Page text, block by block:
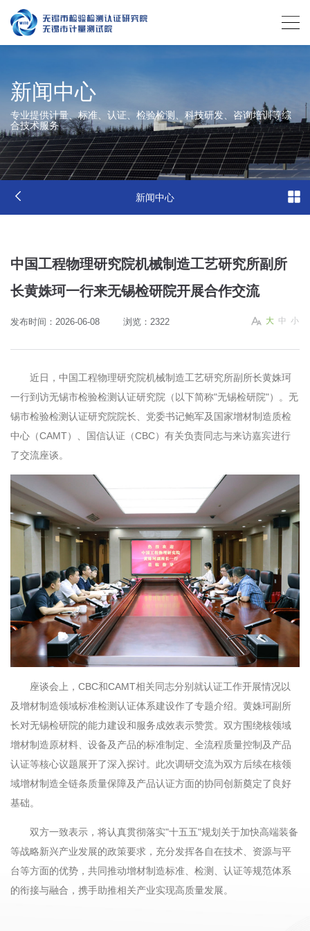
新闻中心
专业提供计量、标准、认证、检验检测、科技研发、咨询培训等综
合技术服务
新闻中心
中国工程物理研究院机械制造工艺研究所副所
长黄姝珂一行来无锡检研院开展合作交流
发布时间：2026-06-08 浏览：2322 大 中 小
近日，中国工程物理研究院机械制造工艺研究所副所长黄姝珂
一行到访无锡市检验检测认证研究院（以下简称"无锡检研院"）。无
锡市检验检测认证研究院院长、党委书记鲍军及国家增材制造质检
中心（CAMT）、国信认证（CBC）有关负责同志与来访嘉宾进行
了交流座谈。
座谈会上，CBC和CAMT相关同志分别就认证工作开展情况以
及增材制造领域标准检测认证体系建设作了专题介绍。黄姝珂副所
长对无锡检研院的能力建设和服务成效表示赞赏。双方围绕核领域
增材制造原材料、设备及产品的标准制定、全流程质量控制及产品
认证等核心议题展开了深入探讨。此次调研交流为双方后续在核领
域增材制造全链条质量保障及产品认证方面的协同创新奠定了良好
基础。
双方一致表示，将认真贯彻落实"十五五"规划关于加快高端装备
等战略新兴产业发展的政策要求，充分发挥各自在技术、资源与平
台等方面的优势，共同推动增材制造标准、检测、认证等规范体系
的衔接与融合，携手助推相关产业实现高质量发展。